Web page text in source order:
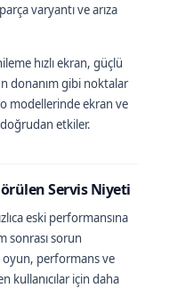
varyantı ve arıza
hızlı ekran, güçlü
donanım gibi noktalar
modellerinde ekran ve
etkiler.
Servis Niyeti
eski performansına
sonrası sorun
oyun, performans ve
kullanıcılar için daha